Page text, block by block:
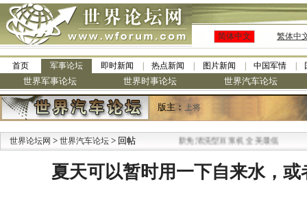
简体中文 繁体中
首页 军事论坛 即时新闻 热点新闻 图片新闻 中国军情
世界军事论坛 世界时事论坛 世界汽车论坛
版主：上将
世界论坛网 > 世界汽车论坛 > 回帖· 九阳全新免清洗型豆浆机 全美最低
夏天可以暂时用一下自来水，或